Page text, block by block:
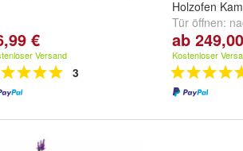
€
Versand
3
Holzofen
Tür öffnen:
nach Rechts
ab
Kostenloser